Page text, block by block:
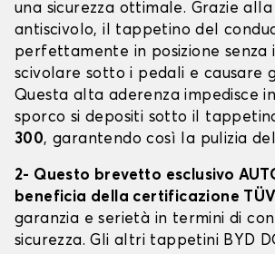
una sicurezza ottimale. Grazie alla
antiscivolo, il tappetino del
perfettamente in posizione senza
scivolare sotto i pedali e causare
Questa alta aderenza impedisce
sporco si depositi sotto il
300, garantendo così la pulizia
2- Questo brevetto esclusivo
beneficia della certificazione TÜV
garanzia e serietà in termini di
sicurezza. Gli altri tappetini BYD